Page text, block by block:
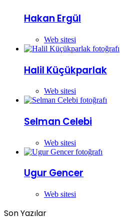
Hakan Ergül
Web sitesi
Halil Küçükparlak
Web sitesi
Selman Celebi
Web sitesi
Ugur Gencer
Web sitesi
Son Yazılar